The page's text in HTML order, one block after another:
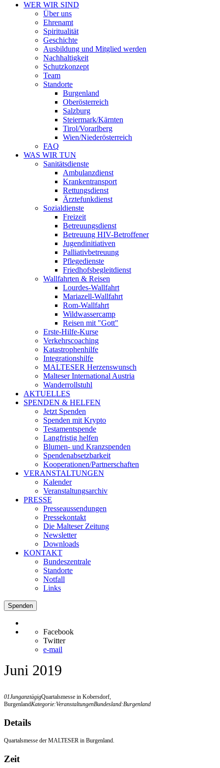
WER WIR SIND
Über uns
Ehrenamt
Spiritualität
Geschichte
Ausbildung und Mitglied werden
Nachhaltigkeit
Schutzkonzept
Team
Standorte
Burgenland
Oberösterreich
Salzburg
Steiermark/Kärnten
Tirol/Vorarlberg
Wien/Niederösterreich
FAQ
WAS WIR TUN
Sanitätsdienste
Ambulanzdienst
Krankentransport
Rettungsdienst
Ärztefunkdienst
Sozialdienste
Freizeit
Betreuungsdienst
Betreuung HIV-Betroffener
Jugendinitiativen
Palliativbetreuung
Pflegedienste
Friedhofsbegleitdienst
Wallfahrten & Reisen
Lourdes-Wallfahrt
Mariazell-Wallfahrt
Rom-Wallfahrt
Wildwassercamp
Reisen mit "Gott"
Erste-Hilfe-Kurse
Verkehrscoaching
Katastrophenhilfe
Integrationshilfe
MALTESER Herzenswunsch
Malteser International Austria
Wanderrollstuhl
AKTUELLES
SPENDEN & HELFEN
Jetzt Spenden
Spenden mit Krypto
Testamentspende
Langfristig helfen
Blumen- und Kranzspenden
Spendenabsetzbarkeit
Kooperationen/Partnerschaften
VERANSTALTUNGEN
Kalender
Veranstaltungsarchiv
PRESSE
Presseaussendungen
Pressekontakt
Die Malteser Zeitung
Newsletter
Downloads
KONTAKT
Bundeszentrale
Standorte
Notfall
Links
Spenden
Facebook
Twitter
e-mail
Juni 2019
01JunganztägigQuartalsmesse in Kobersdorf,
BurgenlandKategorie:VeranstaltungenBundesland:Burgenland
Details
Quartalsmesse der MALTESER in Burgenland.
Zeit